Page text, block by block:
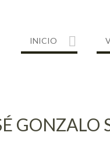
INICIO
GONZALO